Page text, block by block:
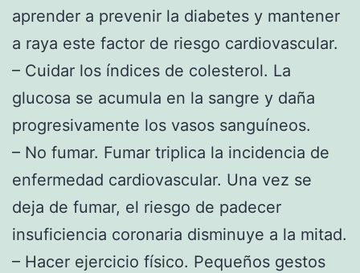
aprender a prevenir la diabetes y mantener
a raya este factor de riesgo cardiovascular.
– Cuidar los índices de colesterol. La
glucosa se acumula en la sangre y daña
progresivamente los vasos sanguíneos.
– No fumar. Fumar triplica la incidencia de
enfermedad cardiovascular. Una vez se
deja de fumar, el riesgo de padecer
insuficiencia coronaria disminuye a la mitad.
– Hacer ejercicio físico. Pequeños gestos